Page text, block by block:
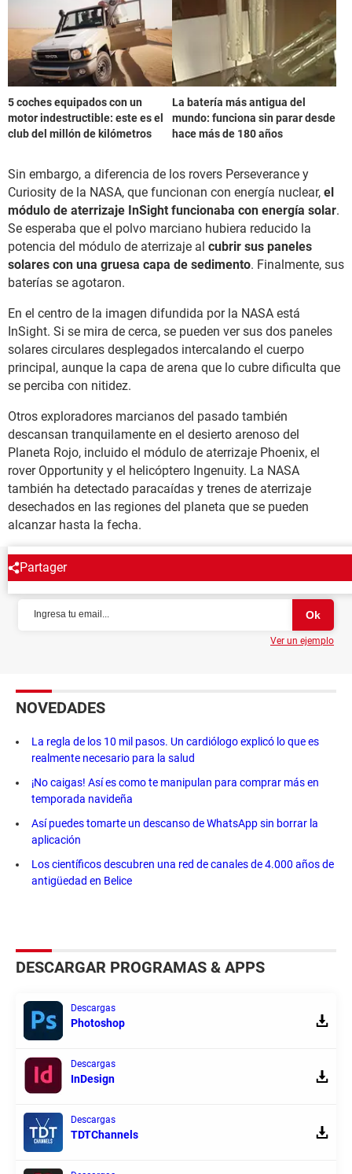
5 coches equipados con un
motor indestructible: este es el
club del millón de kilómetros
La batería más antigua del
mundo: funciona sin parar desde
hace más de 180 años
Sin embargo, a diferencia de los rovers Perseverance y
Curiosity de la NASA, que funcionan con energía nuclear, el
módulo de aterrizaje InSight funcionaba con energía solar.
Se esperaba que el polvo marciano hubiera reducido la
potencia del módulo de aterrizaje al cubrir sus paneles
solares con una gruesa capa de sedimento. Finalmente, sus
baterías se agotaron.
En el centro de la imagen difundida por la NASA está
InSight. Si se mira de cerca, se pueden ver sus dos paneles
solares circulares desplegados intercalando el cuerpo
principal, aunque la capa de arena que lo cubre dificulta que
se perciba con nitidez.
Otros exploradores marcianos del pasado también
descansan tranquilamente en el desierto arenoso del
Planeta Rojo, incluido el módulo de aterrizaje Phoenix, el
rover Opportunity y el helicóptero Ingenuity. La NASA
también ha detectado paracaídas y trenes de aterrizaje
desechados en las regiones del planeta que se pueden
alcanzar hasta la fecha.
Partager
NEWSLETTER
Ver un ejemplo
NOVEDADES
La regla de los 10 mil pasos. Un cardiólogo explicó lo que es
realmente necesario para la salud
¡No caigas! Así es como te manipulan para comprar más en
temporada navideña
Así puedes tomarte un descanso de WhatsApp sin borrar la
aplicación
Los científicos descubren una red de canales de 4.000 años de
antigüedad en Belice
DESCARGAR PROGRAMAS & APPS
Descargas
Photoshop
Descargas
InDesign
Descargas
TDTChannels